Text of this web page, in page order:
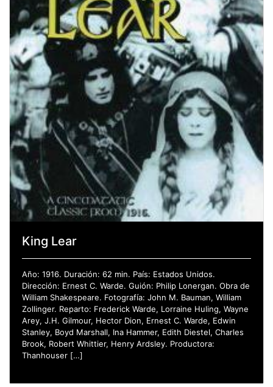
King Lear
Año: 1916. Duración: 62 min. País: Estados Unidos.
Dirección: Ernest C. Warde. Guión: Philip Lonergan. Obra de
William Shakespeare. Fotografía: John M. Bauman, William
Zollinger. Reparto: Frederick Warde, Lorraine Huling, Wayne
Arey, J.H. Gilmour, Hector Dion, Ernest C. Warde, Edwin
Stanley, Boyd Marshall, Ina Hammer, Edith Diestel, Charles
Brook, Robert Whittier, Henry Ardsley. Productora:
Thanhouser […]